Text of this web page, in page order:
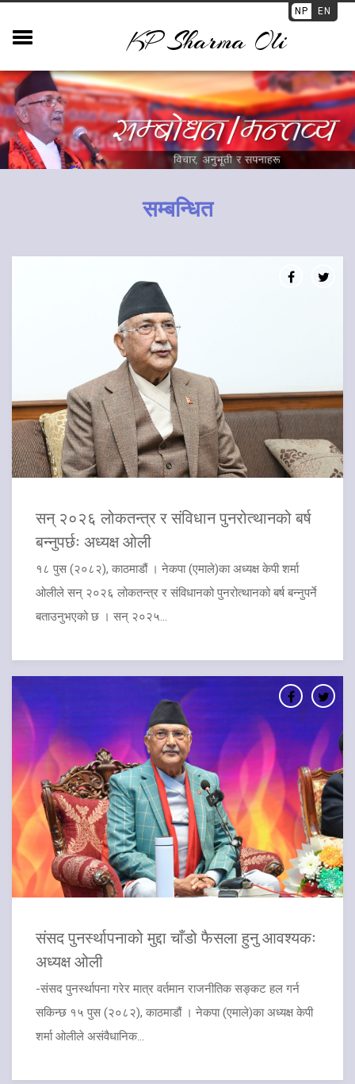
NP EN
KP Sharma Oli
सम्बन्धित
सन् २०२६ लोकतन्त्र र संविधान पुनरोत्थानको बर्ष
बन्नुपर्छः अध्यक्ष ओली
१८ पुस (२०८२), काठमाडौं । नेकपा (एमाले)का अध्यक्ष केपी शर्मा
ओलीले सन् २०२६ लोकतन्त्र र संविधानको पुनरोत्थानको बर्ष बन्नुपर्ने
बताउनुभएको छ । सन् २०२५...
संसद पुनर्स्थापनाको मुद्दा चाँडो फैसला हुनु आवश्यकः
अध्यक्ष ओली
-संसद पुनर्स्थापना गरेर मात्र वर्तमान राजनीतिक सङ्कट हल गर्न
सकिन्छ १५ पुस (२०८२), काठमाडौं । नेकपा (एमाले)का अध्यक्ष केपी
शर्मा ओलीले असंवैधानिक...